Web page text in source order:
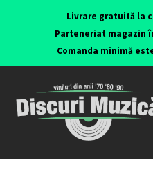
Livrare gratuită la
Parteneriat magazin
Comanda minimă
Viniluri ediții originale anii